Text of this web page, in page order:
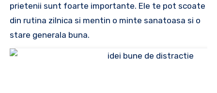
prietenii sunt foarte importante. Ele te pot scoate
din rutina zilnica si mentin o minte sanatoasa si o
stare generala buna.